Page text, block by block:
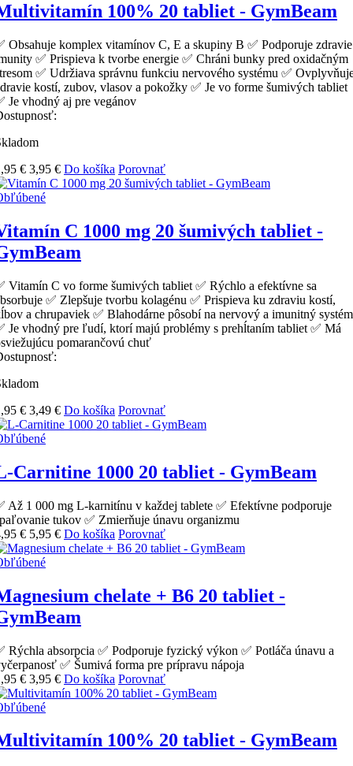
100% 20 tabliet - GymBeam
Obsahuje komplex vitamínov C, E a skupiny B ✅ Podporuje zdravie
✅ Prispieva k tvorbe energie ✅ Chráni bunky pred oxidačným
✅ Udržiava správnu funkciu nervového systému ✅
kostí, zubov, vlasov a pokožky ✅ Je vo forme šumivých tabliet
Je vhodný aj pre vegánov
€ 3,95 € Do košíka Porovnať
C 1000 mg 20 šumivých tabliet -
Vitamín C vo forme šumivých tabliet ✅ Rýchlo a efektívne sa
✅ Zlepšuje tvorbu kolagénu ✅ Prispieva ku zdraviu kostí,
a chrupaviek ✅ Blahodárne pôsobí na nervový a imunitný systém
Je vhodný pre ľudí, ktorí majú problémy s prehĺtaním tabliet ✅ Má
pomarančovú chuť
€ 3,49 € Do košíka Porovnať
Carnitine 1000 20 tabliet - GymBeam
Až 1 000 mg L-karnitínu v každej tablete ✅ Efektívne podporuje
tukov ✅ Zmierňuje únavu organizmu
€ 5,95 € Do košíka Porovnať
chelate + B6 20 tabliet -
Rýchla absorpcia ✅ Podporuje fyzický výkon ✅ Potláča únavu a
✅ Šumivá forma pre prípravu nápoja
€ 3,95 € Do košíka Porovnať
100% 20 tabliet - GymBeam